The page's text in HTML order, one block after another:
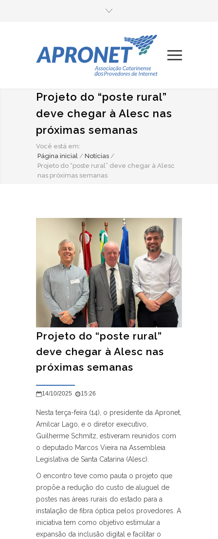
Projeto do “poste rural”
deve chegar à Alesc nas
próximas semanas
Você está em:
Página inicial / Notícias /
Projeto do “poste rural” deve chegar à Alesc
nas próximas semanas
Projeto do “poste rural”
deve chegar à Alesc nas
próximas semanas
14/10/2025 15:26
Nesta terça-feira (14), o presidente da Apronet,
Amilcar Lago, e o diretor executivo,
Guilherme Schmitz, estiveram reunidos com
o deputado Marcos Vieira na Assembleia
Legislativa de Santa Catarina (Alesc).
O encontro teve como pauta o projeto que
propõe a redução do custo de aluguel de
postes nas áreas rurais do estado para a
instalação de fibra óptica pelos provedores. A
iniciativa tem como objetivo estimular a
expansão da inclusão digital e facilitar o